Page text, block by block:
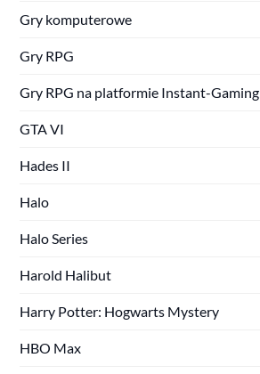
Gry komputerowe
Gry RPG
Gry RPG na platformie Instant-Gaming
GTA VI
Hades II
Halo
Halo Series
Harold Halibut
Harry Potter: Hogwarts Mystery
HBO Max